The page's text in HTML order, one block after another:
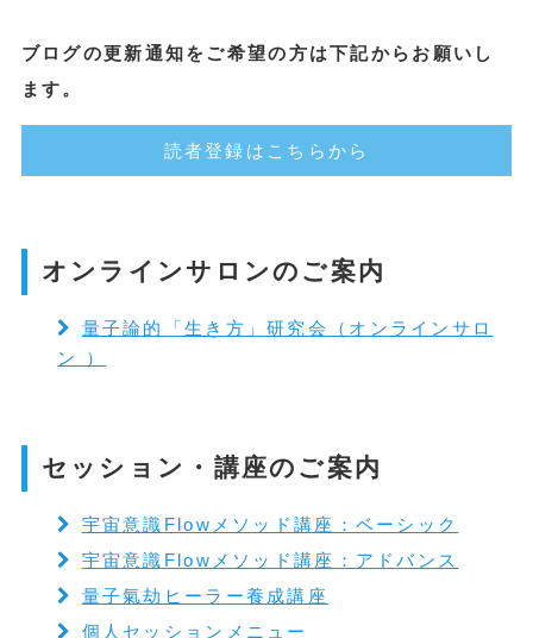
ブログの更新通知をご希望の方は下記からお願いし
ます。
読者登録はこちらから
オンラインサロンのご案内
量子論的「生き方」研究会（オンラインサロ
ン ）
セッション・講座のご案内
宇宙意識Flowメソッド講座：ベーシック
宇宙意識Flowメソッド講座：アドバンス
量子氣劫ヒーラー養成講座
個人セッションメニュー